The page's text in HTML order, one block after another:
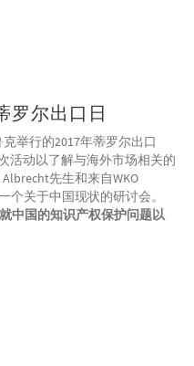
业合作交流会在揭阳举行
罗尔出口日
举行的2017年蒂罗尔出口
活动以了解与海外市场相关的
先生和来自WKO
个关于中国现状的研讨会。
中国的知识产权保护问题以
蒂罗尔出口日